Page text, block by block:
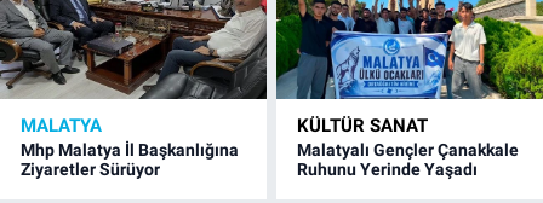
MALATYA
Mhp Malatya İl Başkanlığına
Ziyaretler Sürüyor
KÜLTÜR SANAT
Malatyalı Gençler Çanakkale
Ruhunu Yerinde Yaşadı